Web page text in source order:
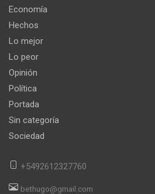
Economía
Hechos
Lo mejor
Lo peor
Opinión
Política
Portada
Sin categoría
Sociedad
+5492612327760
bethugo@gmail.com